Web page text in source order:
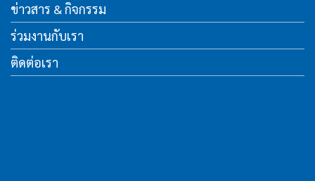
ข่าวสาร & กิจกรรม
ร่วมงานกับเรา
ติดต่อเรา